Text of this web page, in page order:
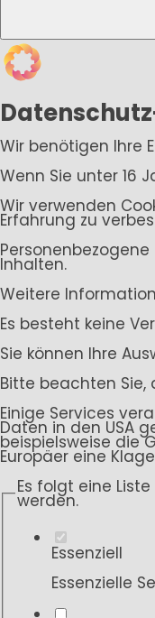
Wir benötigen Ihre
Wenn Sie unter 16
Wir verwenden
Erfahrung zu
Inhalten.
Weitere
Es besteht keine
Sie können Ihre
Bitte beachten
Einige Services
Daten in den USA
beispielsweise die
Europäer eine
Es folgt eine
werden.
Essenziell
Essenzielle